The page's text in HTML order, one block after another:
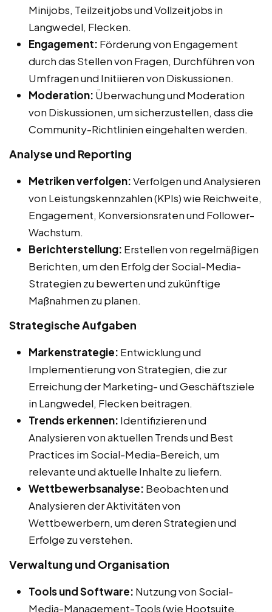
Minijobs, Teilzeitjobs und Vollzeitjobs in
Langwedel, Flecken.
Engagement: Förderung von Engagement
durch das Stellen von Fragen, Durchführen von
Umfragen und Initiieren von Diskussionen.
Moderation: Überwachung und Moderation
von Diskussionen, um sicherzustellen, dass die
Community-Richtlinien eingehalten werden.
Analyse und Reporting
Metriken verfolgen:Verfolgen und Analysieren
von Leistungskennzahlen (KPIs) wie Reichweite,
Engagement, Konversionsraten und Follower-
Wachstum.
Berichterstellung: Erstellen von regelmäßigen
Berichten, um den Erfolg der Social-Media-
Strategien zu bewerten und zukünftige
Maßnahmen zu planen.
Strategische Aufgaben
Markenstrategie: Entwicklung und
Implementierung von Strategien, die zur
Erreichung der Marketing- und Geschäftsziele
in Langwedel, Flecken beitragen.
Trends erkennen: Identifizieren und
Analysieren von aktuellen Trends und Best
Practices im Social-Media-Bereich, um
relevante und aktuelle Inhalte zu liefern.
Wettbewerbsanalyse: Beobachten und
Analysieren der Aktivitäten von
Wettbewerbern, um deren Strategien und
Erfolge zu verstehen.
Verwaltung und Organisation
Tools und Software: Nutzung von Social-
Media-Management-Tools (wie Hootsuite,